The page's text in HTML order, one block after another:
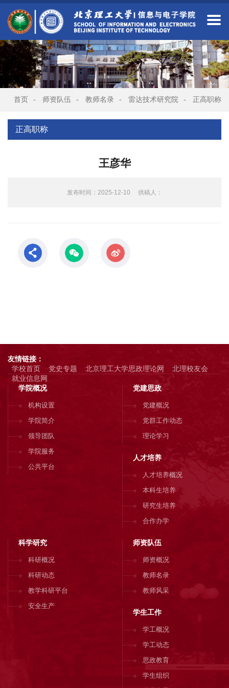
首页 - 师资队伍 - 教师名录 - 雷达技术研究院 - 正高职称
正高职称
王彦华
发布时间：2025-12-10 供稿人：
友情链接：
学校首页
党史专题 北京理工大学思政理论网
北理校友会
就业信息网
学院概况
机构设置
学院简介
领导团队
学院服务
公共平台
党建思政
党建概况
党群工作动态
理论学习
人才培养
人才培养概况
本科生培养
研究生培养
合作办学
科学研究
科研概况
科研动态
教学科研平台
安全生产
师资队伍
师资概况
教师名录
教师风采
学生工作
学工概况
学工动态
思政教育
学生组织